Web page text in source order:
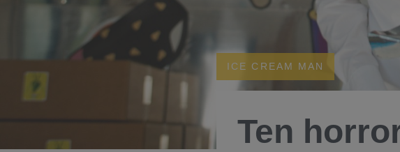
ICE CREAM MAN
Ten